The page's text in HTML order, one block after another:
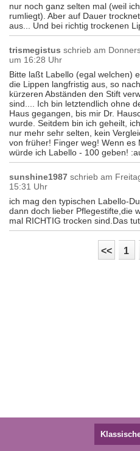
nur noch ganz selten mal (weil
rumliegt). Aber auf Dauer
aus... Und bei richtig trockenen
trismegistus schrieb am
um 16:28 Uhr
Bitte laßt Labello (egal welchen)
die Lippen langfristig aus, so
kürzeren Abständen den Stift
sind.... Ich bin letztendlich ohne
Haus gegangen, bis mir Dr.
wurde. Seitdem bin ich geheilt,
nur mehr sehr selten, kein
von früher! Finger weg! Wenn es
würde ich Labello - 100 geben!
sunshine1987 schrieb am
15:31 Uhr
ich mag den typischen Labello-
dann doch lieber Pflegestifte,die
mal RICHTIG trocken sind.Das
<< 1